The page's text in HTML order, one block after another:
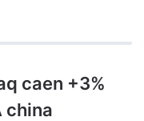
caen +3%
china